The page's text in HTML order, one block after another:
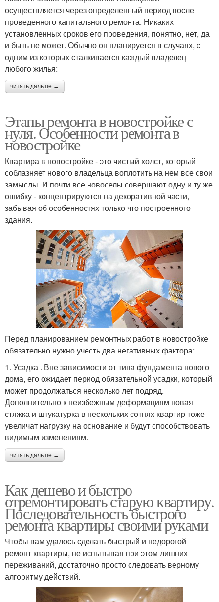
осуществляется через определенный период после
проведенного капитального ремонта. Никаких
установленных сроков его проведения, понятно, нет, да
и быть не может. Обычно он планируется в случаях, с
одним из которых сталкивается каждый владелец
любого жилья:
читать дальше →
Этапы ремонта в новостройке с
нуля. Особенности ремонта в
новостройке
Квартира в новостройке - это чистый холст, который
соблазняет нового владельца воплотить на нем все свои
замыслы. И почти все новоселы совершают одну и ту же
ошибку - концентрируются на декоративной части,
забывая об особенностях только что построенного
здания.
Перед планированием ремонтных работ в новостройке
обязательно нужно учесть два негативных фактора:
1. Усадка . Вне зависимости от типа фундамента нового
дома, его ожидает период обязательной усадки, который
может продолжаться несколько лет подряд.
Дополнительно к неизбежным деформациям новая
стяжка и штукатурка в нескольких сотнях квартир тоже
увеличат нагрузку на основание и будут способствовать
видимым изменениям.
читать дальше →
Как дешево и быстро
отремонтировать старую квартиру.
Последовательность быстрого
ремонта квартиры своими руками
Чтобы вам удалось сделать быстрый и недорогой
ремонт квартиры, не испытывая при этом лишних
переживаний, достаточно просто следовать верному
алгоритму действий.